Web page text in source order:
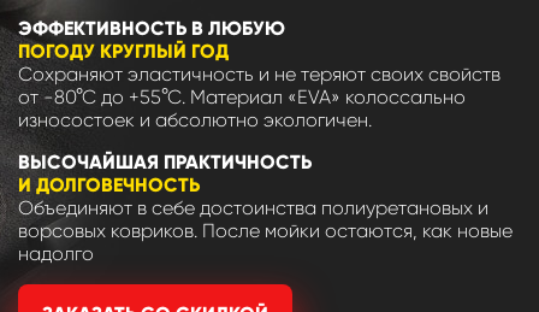
ЭФФЕКТИВНОСТЬ В ЛЮБУЮ
ПОГОДУ КРУГЛЫЙ ГОД
Сохраняют эластичность и не теряют своих свойств
от -80°С до +55°С. Материал «EVA» колоссально
износостоек и абсолютно экологичен.
ВЫСОЧАЙШАЯ ПРАКТИЧНОСТЬ
И ДОЛГОВЕЧНОСТЬ
Объединяют в себе достоинства полиуретановых и
ворсовых ковриков. После мойки остаются, как новые
надолго